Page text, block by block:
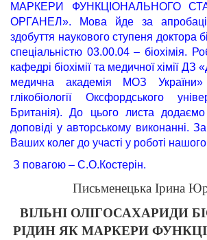
МАРКЕРИ ФУНКЦІОНАЛЬНОГО
ОРГАНЕЛ».
Мова йде за
здобуття наукового ступеня доктора
спеціальністю 03.00.04 – біохімія.
кафедрі біохімії та медичної хімії ДЗ
медична академія МОЗ України»
глікобіології Оксфордського
Британія). До цього листа
доповіді у авторському виконанні.
Ваших колег до участі у роботі
З повагою – С.О.Костерін.
Письменецька Ірина
ВІЛЬНІ ОЛІГОСАХАРИДИ
РІДИН ЯК МАРКЕРИ